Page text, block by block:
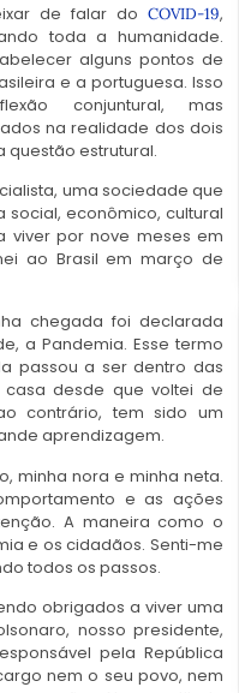
de falar do COVID-19,
toda a humanidade.
alguns pontos de
e a portuguesa. Isso
conjuntural, mas
na realidade dos dois
questão estrutural.
uma sociedade que
econômico, cultural
viver por nove meses em
ao Brasil em março de
chegada foi declarada
a Pandemia. Esse termo
passou a ser dentro das
desde que voltei de
contrário, tem sido um
aprendizagem.
minha nora e minha neta.
e as ações
A maneira como o
e os cidadãos. Senti-me
todos os passos.
obrigados a viver uma
nosso presidente,
pela República
nem o seu povo, nem